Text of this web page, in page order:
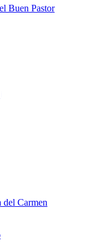
Buen Pastor
del Carmen